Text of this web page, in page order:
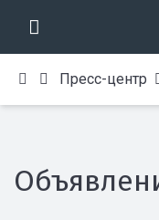
Пресс-центр